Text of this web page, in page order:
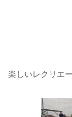
楽しいレクリエ